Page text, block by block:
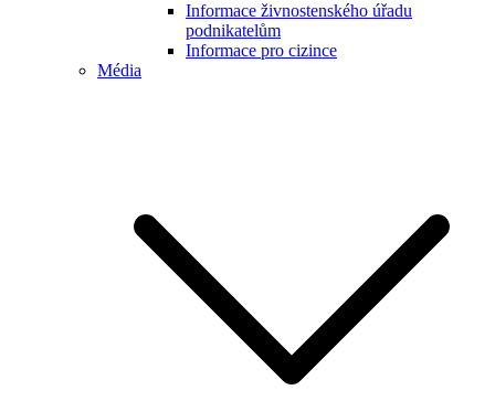
Informace živnostenského úřadu
podnikatelům
Informace pro cizince
Média